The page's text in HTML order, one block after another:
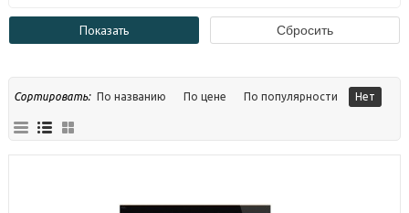
Сортировать: По названию По цене По популярности Нет